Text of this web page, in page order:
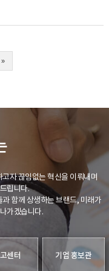
»
자 끊임없는 혁신을 이뤄내며
립니다.
함께 상생하는 브랜드, 미래가
가겠습니다.
센터 기업 홍보관